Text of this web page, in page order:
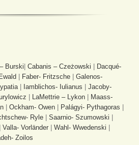
Burski Cabanis – Czeżowski
Dacqué-
Faber- Fritzsche
Galenos-
Iamblichos- Iulianus
Jacoby-
LaMettrie – Lykon
Maass-
Ockham- Owen Palágyi- Pythagoras
Ryle Saarnio- Szumowski
Valla- Vorländer Wahl- Wwedenski
Zoilos